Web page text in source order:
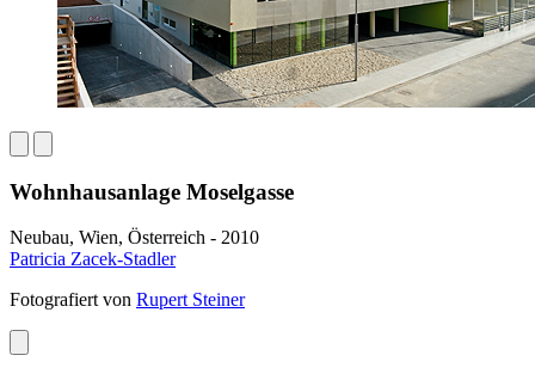
Wohnhausanlage Moselgasse
Neubau, Wien, Österreich - 2010
Patricia Zacek-Stadler
Fotografiert von Rupert Steiner